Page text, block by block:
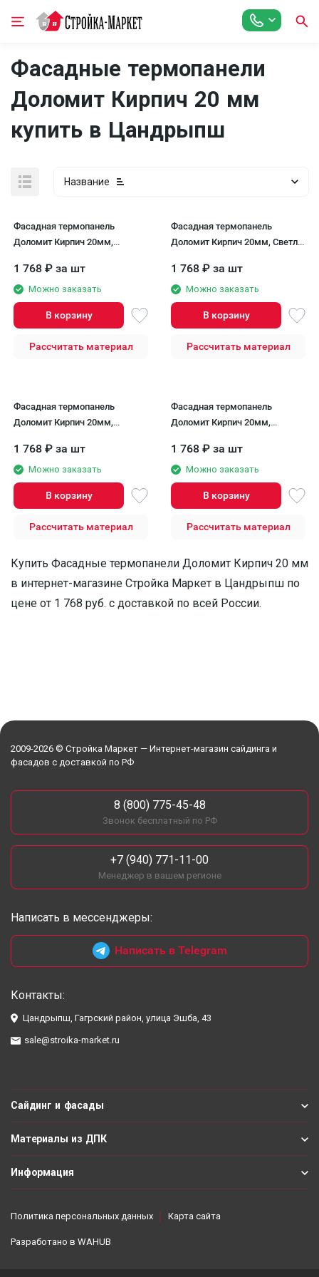
Фасадные термопанели
Доломит Кирпич 20 мм
купить в Цандрыпш
Название
Фасадная термопанель
Доломит Кирпич 20мм,
1 768 ₽ за шт
Можно заказать
В корзину
Рассчитать материал
Фасадная термопанель
Доломит Кирпич 20мм, Светло-
1 768 ₽ за шт
Можно заказать
В корзину
Рассчитать материал
Фасадная термопанель
Доломит Кирпич 20мм,
1 768 ₽ за шт
Можно заказать
В корзину
Рассчитать материал
Фасадная термопанель
Доломит Кирпич 20мм,
1 768 ₽ за шт
Можно заказать
В корзину
Рассчитать материал
Купить Фасадные термопанели Доломит Кирпич 20 мм
в интернет-магазине Стройка Маркет в Цандрыпш по
цене от 1 768 руб. с доставкой по всей России.
2009-2026 © Стройка Маркет — Интернет-магазин сайдинга и
фасадов с доставкой по РФ
8 (800) 775-45-48
Звонок бесплатный по РФ
+7 (940) 771-11-00
Менеджер в вашем регионе
Написать в мессенджеры:
Написать в Telegram
Контакты:
Цандрыпш, Гагрский район, улица Эшба, 43
sale@stroika-market.ru
Сайдинг и фасады
Материалы из ДПК
Информация
Политика персональных данных Карта сайта
Разработано в WAHUB